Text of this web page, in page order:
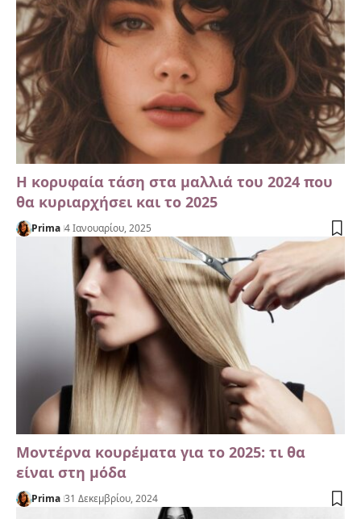
Η κορυφαία τάση στα μαλλιά του 2024 που
θα κυριαρχήσει και το 2025
Prima 4 Ιανουαρίου, 2025
Μοντέρνα κουρέματα για το 2025: τι θα
είναι στη μόδα
Prima 31 Δεκεμβρίου, 2024